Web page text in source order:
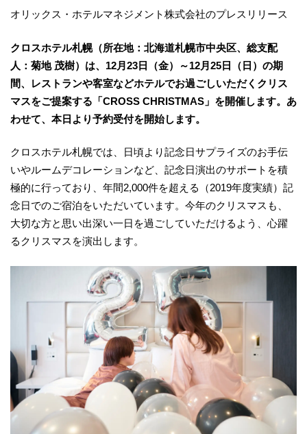
オリックス・ホテルマネジメント株式会社のプレスリリース
クロスホテル札幌（所在地：北海道札幌市中央区、総支配
人：菊地 茂樹）は、12月23日（金）～12月25日（日）の期
間、レストランや客室などホテルでお過ごしいただくクリス
マスをご提案する「CROSS CHRISTMAS」を開催します。あ
わせて、本日より予約受付を開始します。
クロスホテル札幌では、日頃より記念日サプライズのお手伝
いやルームデコレーションなど、記念日演出のサポートを積
極的に行っており、年間2,000件を超える（2019年度実績）記
念日でのご宿泊をいただいています。今年のクリスマスも、
大切な方と思い出深い一日を過ごしていただけるよう、心躍
るクリスマスを演出します。